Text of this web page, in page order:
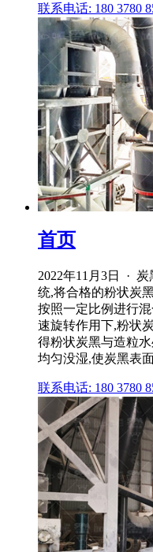
联系电话: 180 3780
首页
2022年11月3日 ·
统,将合格的粉状炭
按照一定比例进行
速旋转作用下,粉状
得粉状炭黑与造粒
均匀没湿,使炭黑表
联系电话: 180 3780